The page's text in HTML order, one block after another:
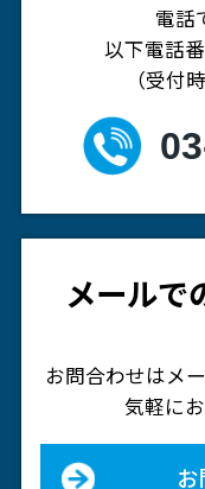
電話
以下電話
（受付
メールで
お問合わせはメ
気軽に